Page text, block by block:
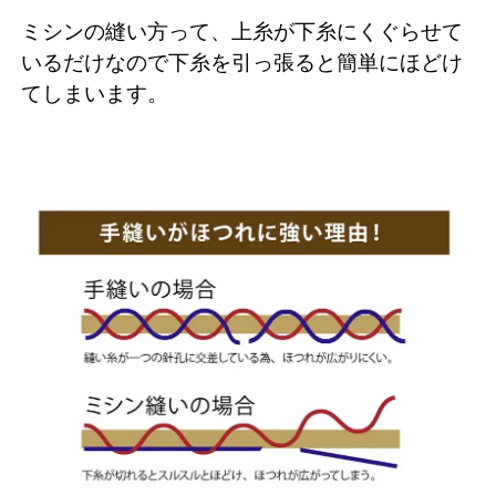
ミシンの縫い方って、上糸が下糸にくぐらせて
いるだけなので下糸を引っ張ると簡単にほどけ
てしまいます。